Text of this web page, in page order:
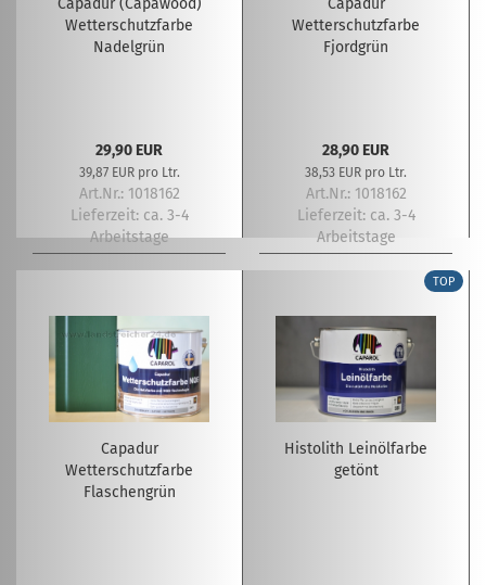
Capadur (Capawood)
Wetterschutzfarbe
Nadelgrün
29,90 EUR
39,87 EUR pro Ltr.
Art.Nr.: 1018162
Lieferzeit: ca. 3-4
Arbeitstage
Capadur
Wetterschutzfarbe
Fjordgrün
28,90 EUR
38,53 EUR pro Ltr.
Art.Nr.: 1018162
Lieferzeit: ca. 3-4
Arbeitstage
Capadur
Wetterschutzfarbe
Flaschengrün
TOP
Histolith Leinölfarbe
getönt